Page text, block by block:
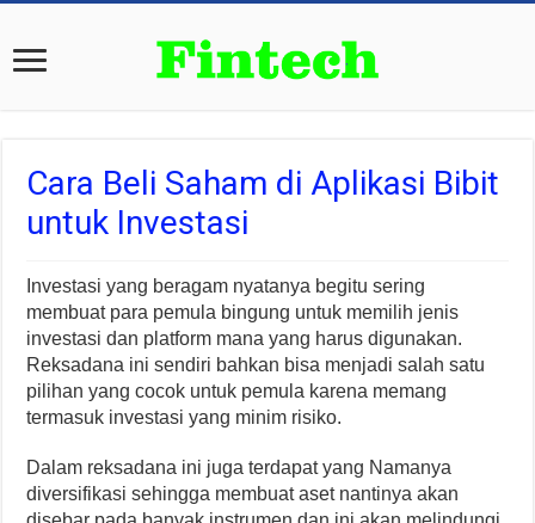
Cara Beli Saham di Aplikasi Bibit
untuk Investasi
Investasi yang beragam nyatanya begitu sering
membuat para pemula bingung untuk memilih jenis
investasi dan platform mana yang harus digunakan.
Reksadana ini sendiri bahkan bisa menjadi salah satu
pilihan yang cocok untuk pemula karena memang
termasuk investasi yang minim risiko.
Dalam reksadana ini juga terdapat yang Namanya
diversifikasi sehingga membuat aset nantinya akan